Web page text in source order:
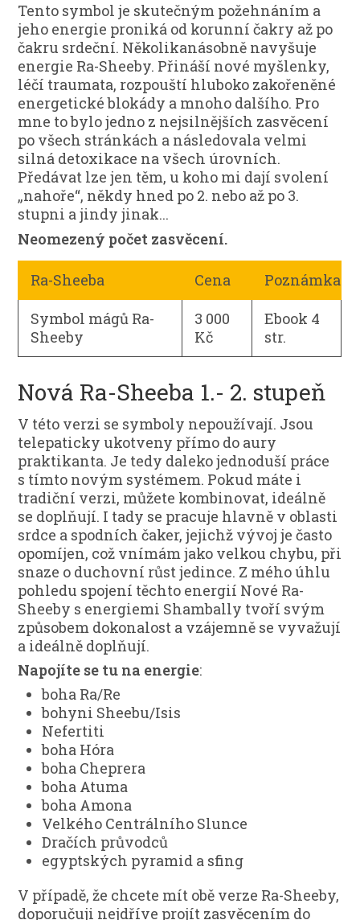
Tento symbol je skutečným požehnáním a
jeho energie proniká od korunní čakry až po
čakru srdeční. Několikanásobně navyšuje
energie Ra-Sheeby. Přináší nové myšlenky,
léčí traumata, rozpouští hluboko zakořeněné
energetické blokády a mnoho dalšího. Pro
mne to bylo jedno z nejsilnějších zasvěcení
po všech stránkách a následovala velmi
silná detoxikace na všech úrovních.
Předávat lze jen těm, u koho mi dají svolení
„nahoře“, někdy hned po 2. nebo až po 3.
stupni a jindy jinak...
Neomezený počet zasvěcení.
Ra-Sheeba Cena
Poznámka
Symbol mágů Ra-
Sheeby
3 000
Kč
Ebook 4
str.
Nová Ra-Sheeba 1.- 2. stupeň
V této verzi se symboly nepoužívají. Jsou
telepaticky ukotveny přímo do aury
praktikanta. Je tedy daleko jednoduší práce
s tímto novým systémem. Pokud máte i
tradiční verzi, můžete kombinovat, ideálně
se doplňují. I tady se pracuje hlavně v oblasti
srdce a spodních čaker, jejichž vývoj je často
opomíjen, což vnímám jako velkou chybu, při
snaze o duchovní růst jedince. Z mého úhlu
pohledu spojení těchto energií Nové Ra-
Sheeby s energiemi Shambally tvoří svým
způsobem dokonalost a vzájemně se vyvažují
a ideálně doplňují.
Napojíte se tu na energie:
boha Ra/Re
bohyni Sheebu/Isis
Nefertiti
boha Hóra
boha Cheprera
boha Atuma
boha Amona
Velkého Centrálního Slunce
Dračích průvodců
egyptských pyramid a sfing
V případě, že chcete mít obě verze Ra-Sheeby,
doporučuji nejdříve projít zasvěcením do